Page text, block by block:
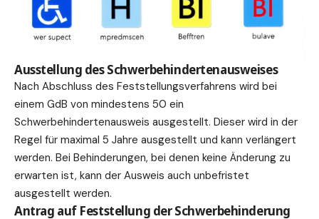
Ausstellung des Schwerbehindertenausweises
Nach Abschluss des Feststellungsverfahrens wird bei
einem GdB von mindestens 50 ein
Schwerbehindertenausweis ausgestellt. Dieser wird in der
Regel für maximal 5 Jahre ausgestellt und kann verlängert
werden. Bei Behinderungen, bei denen keine Änderung zu
erwarten ist, kann der Ausweis auch unbefristet
ausgestellt werden.
Antrag auf Feststellung der Schwerbehinderung